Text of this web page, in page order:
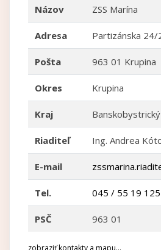
Názov ZSS Marína
Adresa Partizánska 24/
Pošta 963 01 Krupina
Okres Krupina
Kraj Banskobystrický
Riaditeľ Ing. Andrea
E-mail
Tel. 045 / 55 19 125
PSČ 963 01
zobraziť kontakty a mapu...